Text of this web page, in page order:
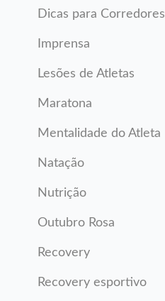
Dicas para Corredores
Imprensa
Lesões de Atletas
Maratona
Mentalidade do Atleta
Natação
Nutrição
Outubro Rosa
Recovery
Recovery esportivo